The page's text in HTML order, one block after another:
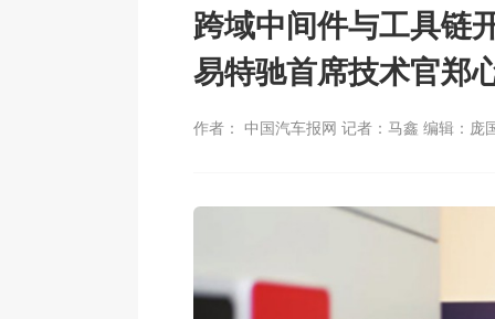
跨域中间件与工具
易特驰首席技术官郑
作者： 中国汽车报网 记者：马鑫 编辑：庞